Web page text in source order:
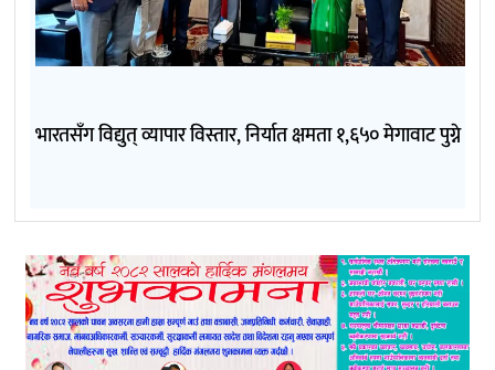
भारतसँग विद्युत् व्यापार विस्तार, निर्यात क्षमता १,६५० मेगावाट पुग्ने